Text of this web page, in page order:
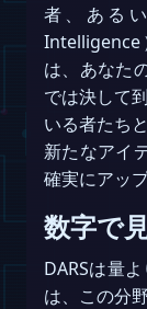
者、ある
Intelligence
は、あなた
では決して
いる者たち
新たなアイ
確実にアッ
数字で
DARSは量
は、この分